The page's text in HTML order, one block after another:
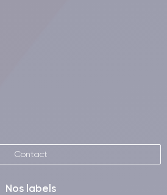
Contact
Nos labels